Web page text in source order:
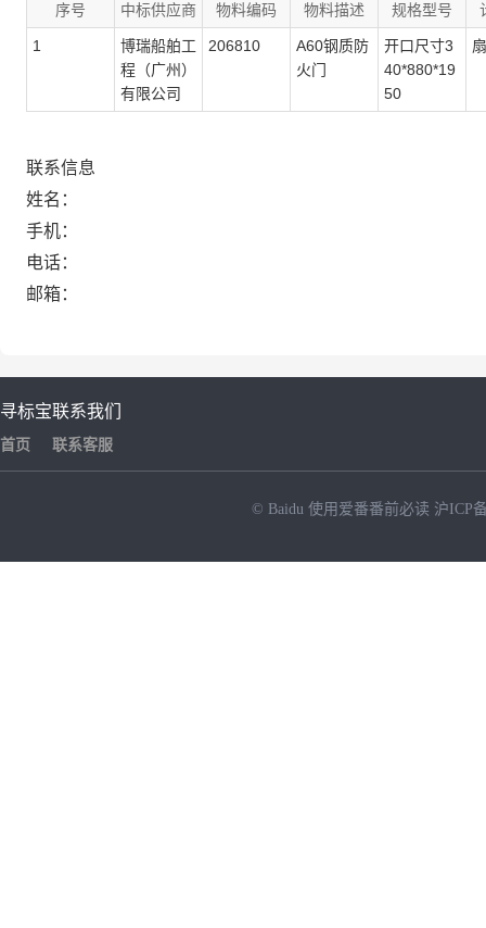
序号 中标供应商 物料编码 物料描述 规格型号
1
博瑞船舶工
程（广州）
有限公司
206810
A60钢质防
火门
开口尺寸3
40*880*19
50
扇
联系信息
姓名：
手机：
电话：
邮箱：
寻标宝
首页
联系我们
联系客服
© Baidu 使用爱番番前必读 沪ICP